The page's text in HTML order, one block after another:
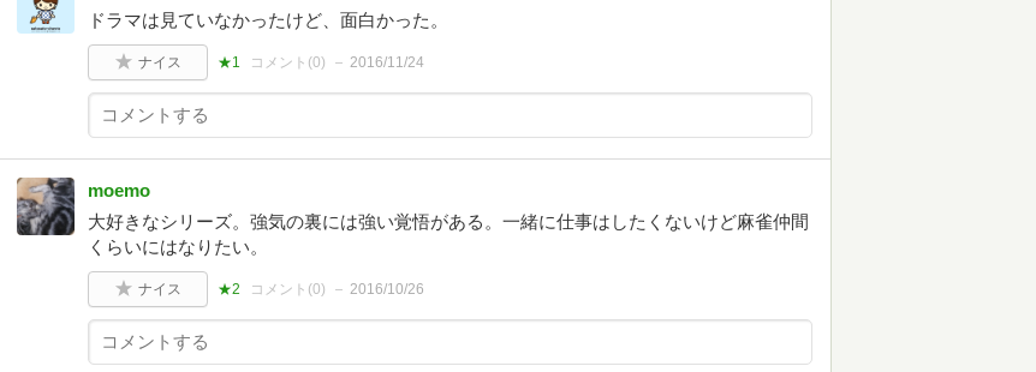
ドラマは見ていなかったけど、面白かった。
ナイス ★1 コメント(0) 2016/11/24
moemo
大好きなシリーズ。強気の裏には強い覚悟がある。一緒に仕事はしたくないけど麻雀仲間
くらいにはなりたい。
ナイス ★2 コメント(0) 2016/10/26